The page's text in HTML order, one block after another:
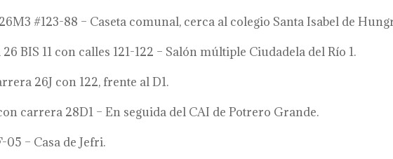
#123-88 – Caseta comunal, cerca al colegio Santa Isabel de
BIS 11 con calles 121-122 – Salón múltiple Ciudadela del Río 1.
26J con 122, frente al D1.
carrera 28D1 – En seguida del CAI de Potrero Grande.
05 – Casa de Jefri.